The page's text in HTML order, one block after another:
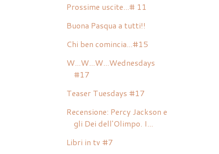
Prossime uscite...# 11
Buona Pasqua a tutti!!
Chi ben comincia...#15
W...W...W...Wednesdays
#17
Teaser Tuesdays #17
Recensione: Percy Jackson e
gli Dei dell'Olimpo. I...
Libri in tv #7